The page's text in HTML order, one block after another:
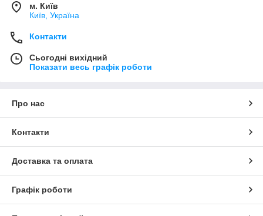
м. Київ
Київ, Україна
Контакти
Сьогодні вихідний
Показати весь графік роботи
Про нас
Контакти
Доставка та оплата
Графік роботи